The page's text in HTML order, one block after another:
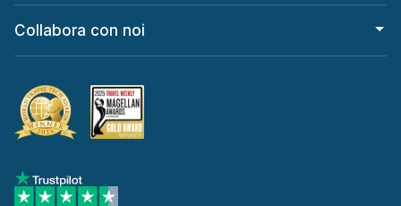
Collabora con noi